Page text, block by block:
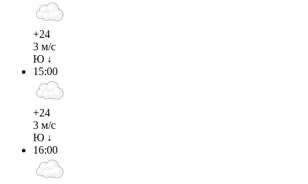
+24
3 м/с
Ю ↓
15:00
+24
3 м/с
Ю ↓
16:00